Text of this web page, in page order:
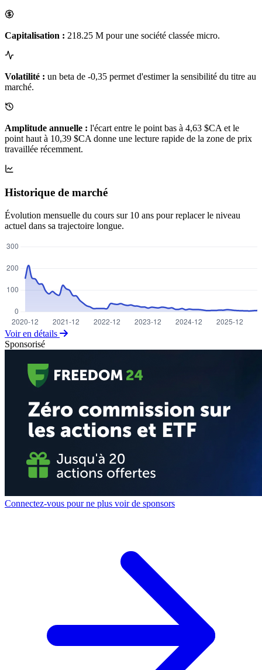
Capitalisation : 218.25 M pour une société classée micro.
Volatilité : un beta de -0,35 permet d'estimer la sensibilité du titre au
marché.
Amplitude annuelle : l'écart entre le point bas à 4,63 $CA et le
point haut à 10,39 $CA donne une lecture rapide de la zone de prix
travaillée récemment.
Historique de marché
Évolution mensuelle du cours sur 10 ans pour replacer le niveau
actuel dans sa trajectoire longue.
Voir en détails
Sponsorisé
Connectez-vous pour ne plus voir de sponsors